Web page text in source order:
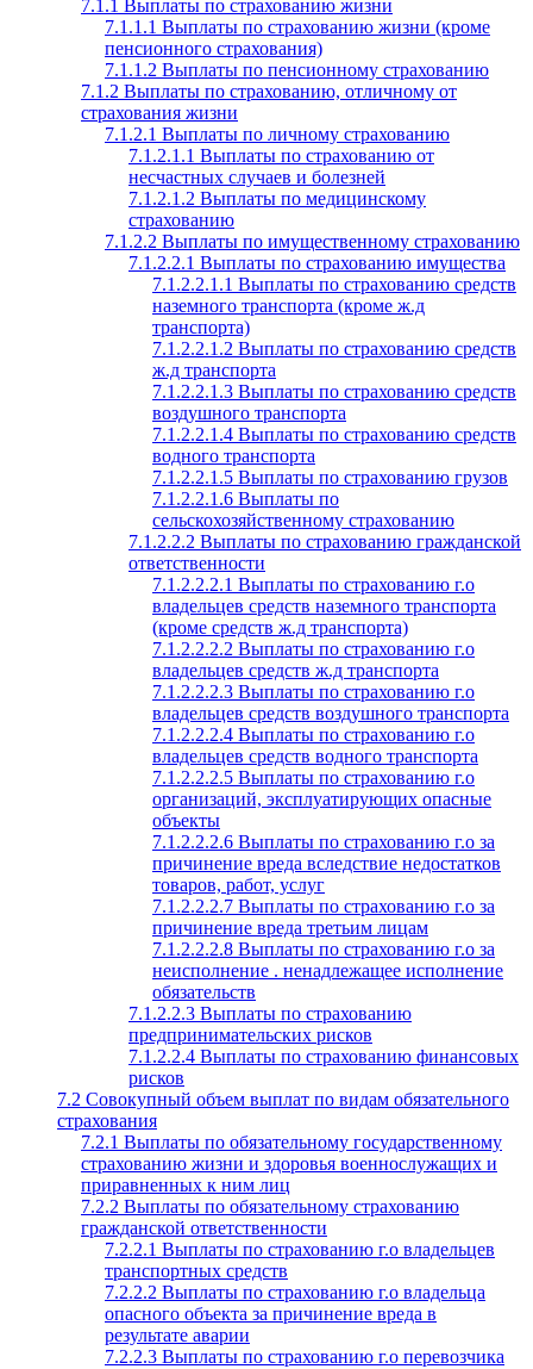
7.1.1 Выплаты по страхованию жизни
7.1.1.1 Выплаты по страхованию жизни (кроме
пенсионного страхования)
7.1.1.2 Выплаты по пенсионному страхованию
7.1.2 Выплаты по страхованию, отличному от
страхования жизни
7.1.2.1 Выплаты по личному страхованию
7.1.2.1.1 Выплаты по страхованию от
несчастных случаев и болезней
7.1.2.1.2 Выплаты по медицинскому
страхованию
7.1.2.2 Выплаты по имущественному страхованию
7.1.2.2.1 Выплаты по страхованию имущества
7.1.2.2.1.1 Выплаты по страхованию средств
наземного транспорта (кроме ж.д
транспорта)
7.1.2.2.1.2 Выплаты по страхованию средств
ж.д транспорта
7.1.2.2.1.3 Выплаты по страхованию средств
воздушного транспорта
7.1.2.2.1.4 Выплаты по страхованию средств
водного транспорта
7.1.2.2.1.5 Выплаты по страхованию грузов
7.1.2.2.1.6 Выплаты по
сельскохозяйственному страхованию
7.1.2.2.2 Выплаты по страхованию гражданской
ответственности
7.1.2.2.2.1 Выплаты по страхованию г.о
владельцев средств наземного транспорта
(кроме средств ж.д транспорта)
7.1.2.2.2.2 Выплаты по страхованию г.о
владельцев средств ж.д транспорта
7.1.2.2.2.3 Выплаты по страхованию г.о
владельцев средств воздушного транспорта
7.1.2.2.2.4 Выплаты по страхованию г.о
владельцев средств водного транспорта
7.1.2.2.2.5 Выплаты по страхованию г.о
организаций, эксплуатирующих опасные
объекты
7.1.2.2.2.6 Выплаты по страхованию г.о за
причинение вреда вследствие недостатков
товаров, работ, услуг
7.1.2.2.2.7 Выплаты по страхованию г.о за
причинение вреда третьим лицам
7.1.2.2.2.8 Выплаты по страхованию г.о за
неисполнение . ненадлежащее исполнение
обязательств
7.1.2.2.3 Выплаты по страхованию
предпринимательских рисков
7.1.2.2.4 Выплаты по страхованию финансовых
рисков
7.2 Совокупный объем выплат по видам обязательного
страхования
7.2.1 Выплаты по обязательному государственному
страхованию жизни и здоровья военнослужащих и
приравненных к ним лиц
7.2.2 Выплаты по обязательному страхованию
гражданской ответственности
7.2.2.1 Выплаты по страхованию г.о владельцев
транспортных средств
7.2.2.2 Выплаты по страхованию г.о владельца
опасного объекта за причинение вреда в
результате аварии
7.2.2.3 Выплаты по страхованию г.о перевозчика